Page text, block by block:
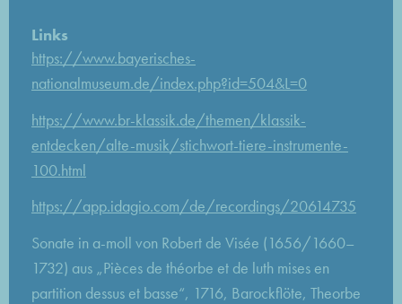
Links
https://www.bayerisches-
nationalmuseum.de/index.php?id=504&L=0
https://www.br-klassik.de/themen/klassik-
entdecken/alte-musik/stichwort-tiere-instrumente-
100.html
https://app.idagio.com/de/recordings/20614735
Sonate in a-moll von Robert de Visée (1656/1660–
1732) aus „Pièces de théorbe et de luth mises en
partition dessus et basse“, 1716, Barockflöte, Theorbe